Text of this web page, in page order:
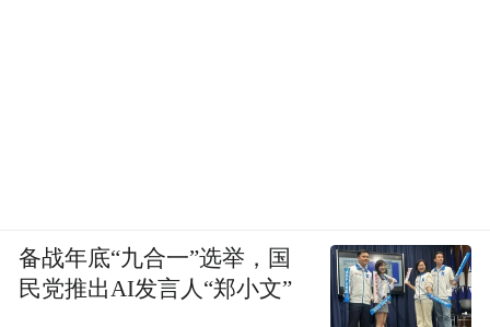
备战年底“九合一”选举，国
民党推出AI发言人“郑小文”